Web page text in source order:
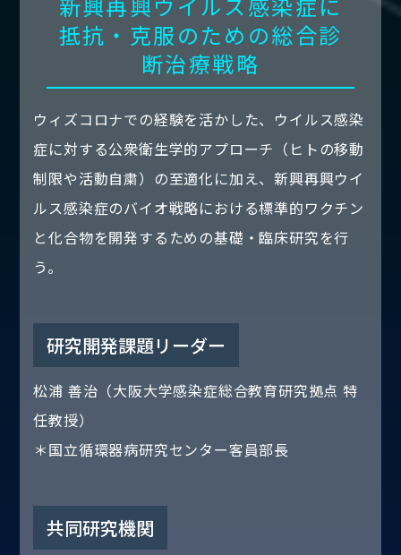
抵抗・克服のための総合診
断治療戦略
ウィズコロナでの経験を活かした、ウイルス感染
症に対する公衆衛生学的アプローチ（ヒトの移動
制限や活動自粛）の至適化に加え、新興再興ウイ
ルス感染症のバイオ戦略における標準的ワクチン
と化合物を開発するための基礎・臨床研究を行
う。
研究開発課題リーダー
松浦 善治（大阪大学感染症総合教育研究拠点 特
任教授）
＊国立循環器病研究センター客員部長
共同研究機関